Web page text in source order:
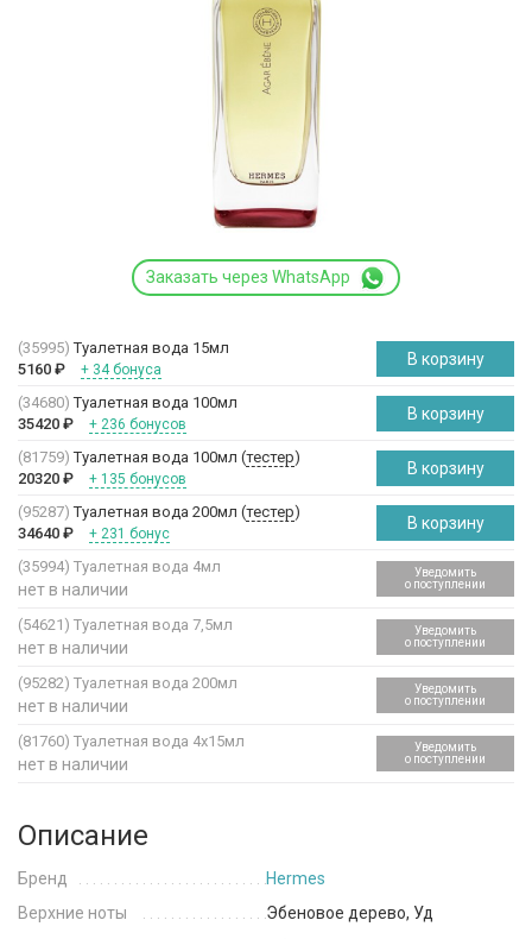
Заказать через WhatsApp
(35995) Туалетная вода 15мл
5160 ₽ + 34 бонуса
В корзину
(34680) Туалетная вода 100мл
35420 ₽ + 236 бонусов
В корзину
(81759) Туалетная вода 100мл (тестер)
20320 ₽ + 135 бонусов
В корзину
(95287) Туалетная вода 200мл (тестер)
34640 ₽ + 231 бонус
В корзину
(35994) Туалетная вода 4мл
нет в наличии
Уведомить
о поступлении
(54621) Туалетная вода 7,5мл
нет в наличии
Уведомить
о поступлении
(95282) Туалетная вода 200мл
нет в наличии
Уведомить
о поступлении
(81760) Туалетная вода 4х15мл
нет в наличии
Уведомить
о поступлении
Описание
Бренд
Hermes
Верхние ноты
Эбеновое дерево, Уд